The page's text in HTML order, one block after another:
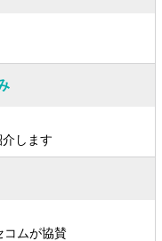
します
コムが協賛